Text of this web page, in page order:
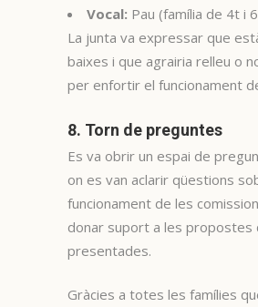
Vocal: Pau (família de 4t i
La junta va expressar que
baixes i que agrairia relleu o
per enfortir el funcionament de
8. Torn de preguntes
Es va obrir un espai de
on es van aclarir qüestions
funcionament de les
donar suport a les propostes
presentades.
Gràcies a totes les famílies